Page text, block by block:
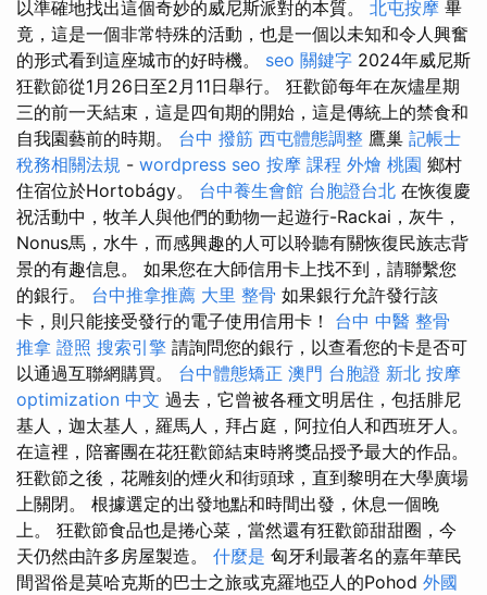
以準確地找出這個奇妙的威尼斯派對的本質。 北屯按摩 畢
竟，這是一個非常特殊的活動，也是一個以未知和令人興奮
的形式看到這座城市的好時機。 seo 關鍵字 2024年威尼斯
狂歡節從1月26日至2月11日舉行。 狂歡節每年在灰燼星期
三的前一天結束，這是四旬期的開始，這是傳統上的禁食和
自我園藝前的時期。 台中 撥筋 西屯體態調整 鷹巢 記帳士
稅務相關法規 - wordpress seo 按摩 課程 外燴 桃園 鄉村
住宿位於Hortobágy。 台中養生會館 台胞證台北 在恢復慶
祝活動中，牧羊人與他們的動物一起遊行-Rackai，灰牛，
Nonus馬，水牛，而感興趣的人可以聆聽有關恢復民族志背
景的有趣信息。 如果您在大師信用卡上找不到，請聯繫您
的銀行。 台中推拿推薦 大里 整骨 如果銀行允許發行該
卡，則只能接受發行的電子使用信用卡！ 台中 中醫 整骨
推拿 證照 搜索引擎 請詢問您的銀行，以查看您的卡是否可
以通過互聯網購買。 台中體態矯正 澳門 台胞證 新北 按摩
optimization 中文 過去，它曾被各種文明居住，包括腓尼
基人，迦太基人，羅馬人，拜占庭，阿拉伯人和西班牙人。
在這裡，陪審團在花狂歡節結束時將獎品授予最大的作品。
狂歡節之後，花雕刻的煙火和街頭球，直到黎明在大學廣場
上關閉。 根據選定的出發地點和時間出發，休息一個晚
上。 狂歡節食品也是捲心菜，當然還有狂歡節甜甜圈，今
天仍然由許多房屋製造。 什麼是 匈牙利最著名的嘉年華民
間習俗是莫哈克斯的巴士之旅或克羅地亞人的Pohod 外國